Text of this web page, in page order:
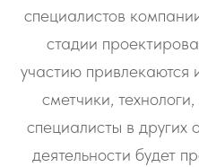
специалистов
стадии
участию привлекаются
сметчики,
специалисты в других
деятельности будет